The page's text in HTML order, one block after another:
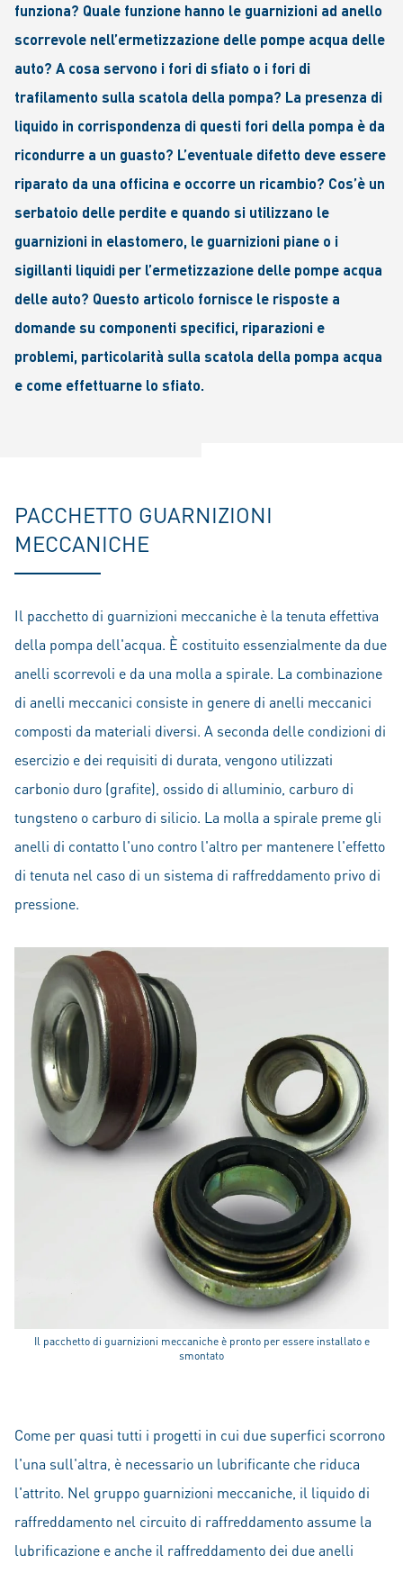
funziona? Quale funzione hanno le guarnizioni ad anello
scorrevole nell’ermetizzazione delle pompe acqua delle
auto? A cosa servono i fori di sfiato o i fori di
trafilamento sulla scatola della pompa? La presenza di
liquido in corrispondenza di questi fori della pompa è da
ricondurre a un guasto? L’eventuale difetto deve essere
riparato da una officina e occorre un ricambio? Cos’è un
serbatoio delle perdite e quando si utilizzano le
guarnizioni in elastomero, le guarnizioni piane o i
sigillanti liquidi per l’ermetizzazione delle pompe acqua
delle auto? Questo articolo fornisce le risposte a
domande su componenti specifici, riparazioni e
problemi, particolarità sulla scatola della pompa acqua
e come effettuarne lo sfiato.
PACCHETTO GUARNIZIONI
MECCANICHE
Il pacchetto di guarnizioni meccaniche è la tenuta effettiva
della pompa dell'acqua. È costituito essenzialmente da due
anelli scorrevoli e da una molla a spirale. La combinazione
di anelli meccanici consiste in genere di anelli meccanici
composti da materiali diversi. A seconda delle condizioni di
esercizio e dei requisiti di durata, vengono utilizzati
carbonio duro (grafite), ossido di alluminio, carburo di
tungsteno o carburo di silicio. La molla a spirale preme gli
anelli di contatto l'uno contro l'altro per mantenere l'effetto
di tenuta nel caso di un sistema di raffreddamento privo di
pressione.
Il pacchetto di guarnizioni meccaniche è pronto per essere installato e
smontato
Come per quasi tutti i progetti in cui due superfici scorrono
l'una sull'altra, è necessario un lubrificante che riduca
l'attrito. Nel gruppo guarnizioni meccaniche, il liquido di
raffreddamento nel circuito di raffreddamento assume la
lubrificazione e anche il raffreddamento dei due anelli